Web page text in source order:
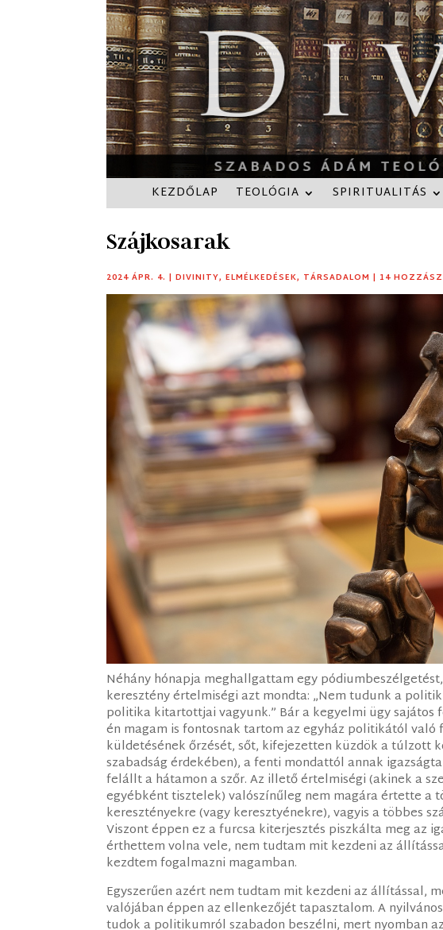
KEZDŐLAP TEOLÓGIA SPIRITUALITÁS
Szájkosarak
2024 ÁPR. 4. |DIVINITY,ELMÉLKEDÉSEK, TÁRSADALOM | 14
Néhány hónapja meghallgattam egy
keresztény értelmiségi azt mondta: „Nem tudunk a
politika kitartottjai vagyunk.” Bár a kegyelmi ügy sajátos
én magam is fontosnak tartom az egyház politikától való
küldetésének őrzését, sőt, kifejezetten küzdök a túlzott
szabadság érdekében), a fenti mondattól annak
felállt a hátamon a szőr. Az illető értelmiségi (akinek a
egyébként tisztelek) valószínűleg nem magára értette a
keresztényekre (vagy keresztyénekre), vagyis a többes
Viszont éppen ez a furcsa kiterjesztés piszkálta meg az
érthettem volna vele, nem tudtam mit kezdeni az
kezdtem fogalmazni magamban.
Egyszerűen azért nem tudtam mit kezdeni az állítással,
valójában éppen az ellenkezőjét tapasztalom. A
tudok a politikumról szabadon beszélni, mert nyomban